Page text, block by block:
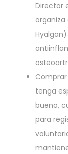
Director
tenga
bueno,
para